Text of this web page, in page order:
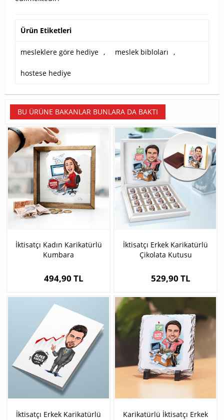
Ürün Etiketleri
mesleklere göre hediye , meslek bibloları ,
hostese hediye
BU ÜRÜNE BAKANLAR BUNLARA DA BAKTI
İktisatçı Kadın Karikatürlü
Kumbara
494,90 TL
İktisatçı Erkek Karikatürlü
Çikolata Kutusu
529,90 TL
İktisatçı Erkek Karikatürlü
Karikatürlü İktisatçı Erkek